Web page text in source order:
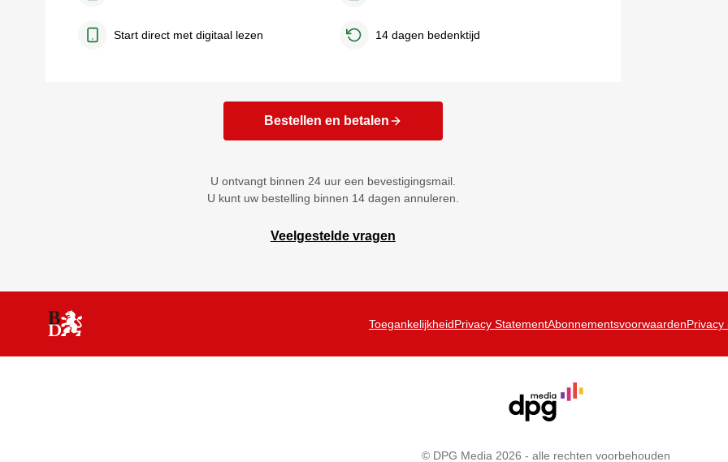
Start direct met digitaal lezen 14 dagen bedenktijd
Bestellen en betalen
U ontvangt binnen 24 uur een bevestigingsmail.
U kunt uw bestelling binnen 14 dagen annuleren.
Veelgestelde vragen
ToegankelijkheidPrivacy StatementAbonnementsvoorwaardenPrivacy
© DPG Media 2026 - alle rechten voorbehouden